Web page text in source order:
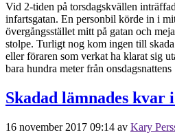
Vid 2-tiden på torsdagskvällen
infartsgatan. En personbil körde in i
övergångsstället mitt på gatan och
stolpe. Turligt nog kom ingen till
eller föraren som verkat ha klarat sig
bara hundra meter från
Skadad lämnades
16 november 2017 09:14 av Kary